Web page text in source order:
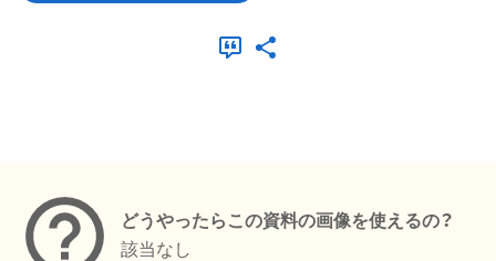
どうやったらこの資料の画像を使えるの？
該当なし